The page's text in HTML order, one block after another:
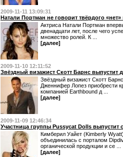
2009-11-11 13:09:31
Натали Портман не говорит твёрдого
Актриса Натали Портман
двенадцати лет, после чего
множество ролей. К ...
[далее]
2009-11-10 12:11:52
Звёздный визажист Скотт Барнс выпустит
Звёздный визажист Скотт
Дженнифер Лопез приобрести
компанией Earthbound д ...
[далее]
2009-11-09 12:46:34
Участница группы Pussycat Dolls
Кимберил Уайет (Kimberly
объединилась с порталом
органической продукции и се ...
[далее]